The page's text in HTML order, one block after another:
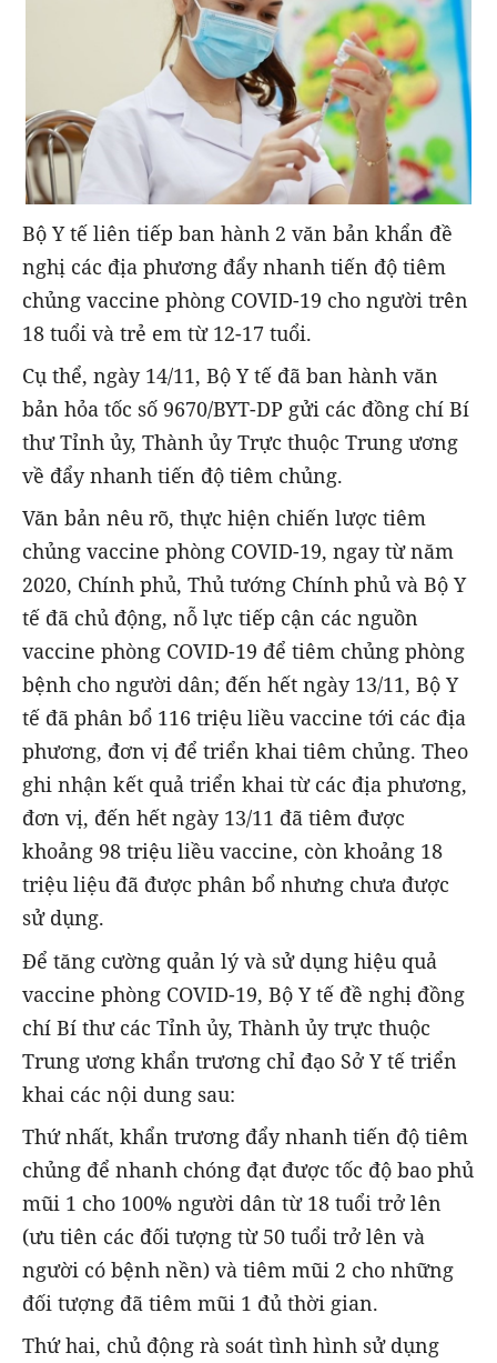
Bộ Y tế liên tiếp ban hành 2 văn bản khẩn đề
nghị các địa phương đẩy nhanh tiến độ tiêm
chủng vaccine phòng COVID-19 cho người trên
18 tuổi và trẻ em từ 12-17 tuổi.
Cụ thể, ngày 14/11, Bộ Y tế đã ban hành văn
bản hỏa tốc số 9670/BYT-DP gửi các đồng chí Bí
thư Tỉnh ủy, Thành ủy Trực thuộc Trung ương
về đẩy nhanh tiến độ tiêm chủng.
Văn bản nêu rõ, thực hiện chiến lược tiêm
chủng vaccine phòng COVID-19, ngay từ năm
2020, Chính phủ, Thủ tướng Chính phủ và Bộ Y
tế đã chủ động, nỗ lực tiếp cận các nguồn
vaccine phòng COVID-19 để tiêm chủng phòng
bệnh cho người dân; đến hết ngày 13/11, Bộ Y
tế đã phân bổ 116 triệu liều vaccine tới các địa
phương, đơn vị để triển khai tiêm chủng. Theo
ghi nhận kết quả triển khai từ các địa phương,
đơn vị, đến hết ngày 13/11 đã tiêm được
khoảng 98 triệu liều vaccine, còn khoảng 18
triệu liệu đã được phân bổ nhưng chưa được
sử dụng.
Để tăng cường quản lý và sử dụng hiệu quả
vaccine phòng COVID-19, Bộ Y tế đề nghị đồng
chí Bí thư các Tỉnh ủy, Thành ủy trực thuộc
Trung ương khẩn trương chỉ đạo Sở Y tế triển
khai các nội dung sau:
Thứ nhất, khẩn trương đẩy nhanh tiến độ tiêm
chủng để nhanh chóng đạt được tốc độ bao phủ
mũi 1 cho 100% người dân từ 18 tuổi trở lên
(ưu tiên các đối tượng từ 50 tuổi trở lên và
người có bệnh nền) và tiêm mũi 2 cho những
đối tượng đã tiêm mũi 1 đủ thời gian.
Thứ hai, chủ động rà soát tình hình sử dụng